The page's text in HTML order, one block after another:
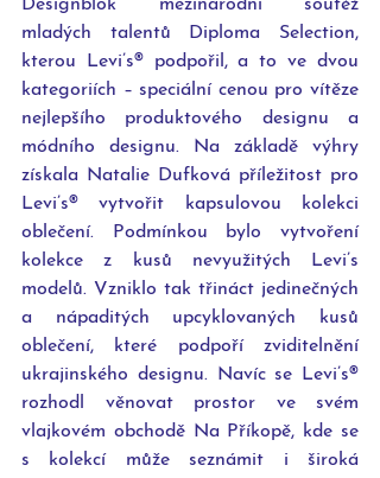
Designblok mezinárodní soutěž
mladých talentů Diploma Selection,
kterou Levi’s® podpořil, a to ve dvou
kategoriích – speciální cenou pro vítěze
nejlepšího produktového designu a
módního designu. Na základě výhry
získala Natalie Dufková příležitost pro
Levi’s® vytvořit kapsulovou kolekci
oblečení. Podmínkou bylo vytvoření
kolekce z kusů nevyužitých Levi’s
modelů. Vzniklo tak třináct jedinečných
a nápaditých upcyklovaných kusů
oblečení, které podpoří zviditelnění
ukrajinského designu. Navíc se Levi’s®
rozhodl věnovat prostor ve svém
vlajkovém obchodě Na Příkopě, kde se
s kolekcí může seznámit i široká